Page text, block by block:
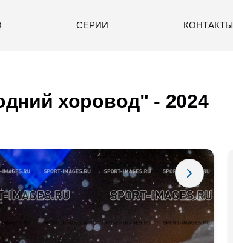
СЕРИИ КОНТАКТЫ
хоровод" - 2024